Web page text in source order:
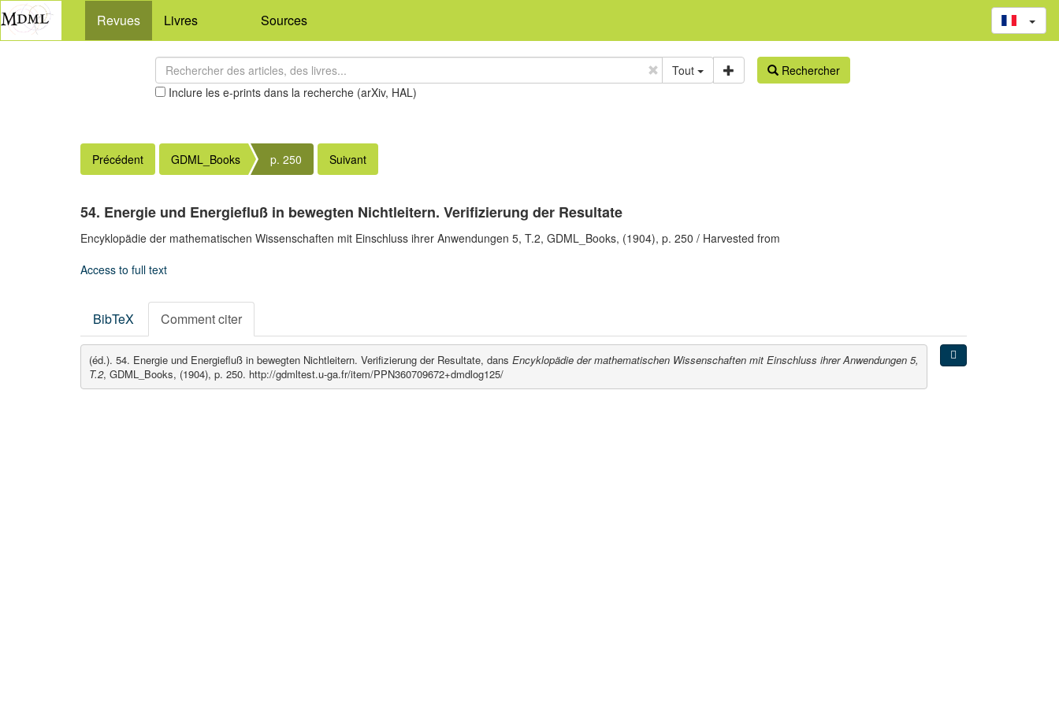
Revues Livres Sources
Tout
Inclure les e-prints dans la recherche (arXiv, HAL)
Rechercher
Précédent GDML_Books p. 250 Suivant
54. Energie und Energiefluß in bewegten Nichtleitern. Verifizierung der Resultate
Encyklopädie der mathematischen Wissenschaften mit Einschluss ihrer Anwendungen 5, T.2, GDML_Books, (1904), p. 250 / Harvested from
Access to full text
BibTeX Comment citer
(éd.). 54. Energie und Energiefluß in bewegten Nichtleitern. Verifizierung der Resultate, dans Encyklopädie der mathematischen Wissenschaften mit Einschluss ihrer Anwendungen 5,
T.2, GDML_Books, (1904), p. 250. http://gdmltest.u-ga.fr/item/PPN360709672+dmdlog125/